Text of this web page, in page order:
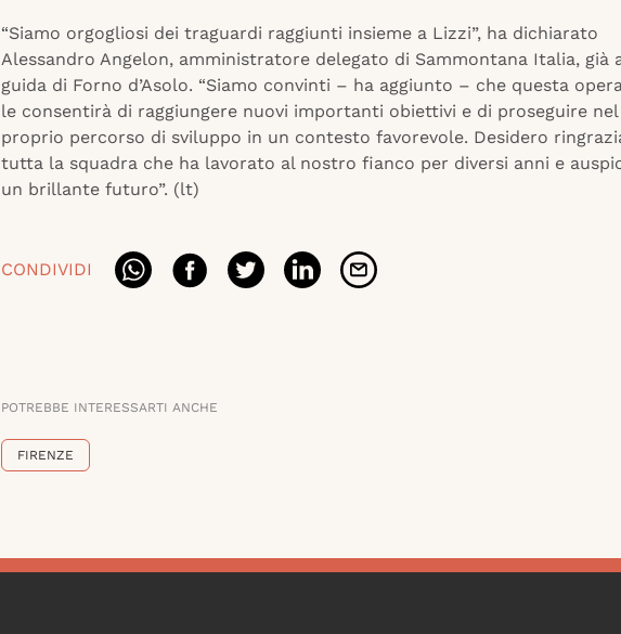
“Siamo orgogliosi dei traguardi raggiunti insieme a Lizzi”, ha dichiarato
Alessandro Angelon, amministratore delegato di Sammontana Italia, già
guida di Forno d’Asolo. “Siamo convinti – ha aggiunto – che questa
le consentirà di raggiungere nuovi importanti obiettivi e di proseguire nel
proprio percorso di sviluppo in un contesto favorevole. Desidero
tutta la squadra che ha lavorato al nostro fianco per diversi anni e
un brillante futuro”. (lt)
CONDIVIDI
POTREBBE INTERESSARTI ANCHE
FIRENZE